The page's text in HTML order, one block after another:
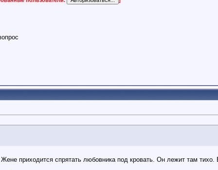
приходится спрятать любовника под кровать. Он лежит там